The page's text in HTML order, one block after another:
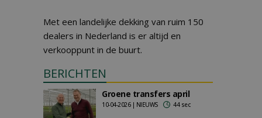
Met een landelijke dekking van ruim 150
dealers in Nederland is er altijd en
verkooppunt in de buurt.
BERICHTEN
Groene transfers april
10-04-2026 | NIEUWS 44 sec